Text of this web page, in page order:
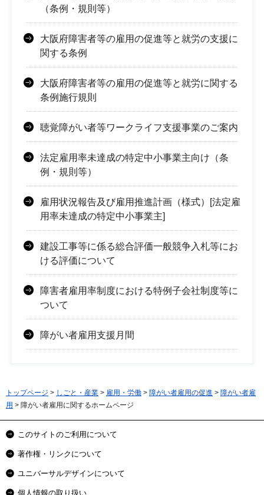
（条例・規則等）
大阪府障害者等の雇用の促進等と就労の支援に
関する条例
大阪府障害者等の雇用の促進等と就労に関する
条例施行規則
聴覚障がい者等ワークライフ支援事業のご案内
法定雇用率未達成の特定中小事業主向け（条
例・規則等）
雇用状況報告及び雇用推進計画（様式）[法定雇
用率未達成の特定中小事業主]
建設工事等に係る総合評価一般競争入札等にお
ける評価について
障害者雇用率制度における特例子会社制度等に
ついて
障がい者雇用支援月間
トップページ > しごと・産業 > 雇用・労働 > 障がい者雇用の促進 > 障がい者雇
用 > 障がい者雇用に関するホームページ
このサイトのご利用について
著作権・リンクについて
ユニバーサルデザインについて
個人情報の取り扱い